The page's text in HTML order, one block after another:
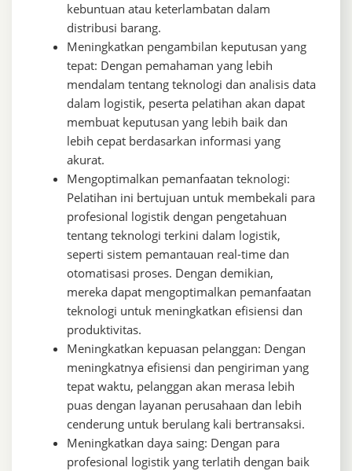
kebuntuan atau keterlambatan dalam
distribusi barang.
Meningkatkan pengambilan keputusan yang
tepat: Dengan pemahaman yang lebih
mendalam tentang teknologi dan analisis data
dalam logistik, peserta pelatihan akan dapat
membuat keputusan yang lebih baik dan
lebih cepat berdasarkan informasi yang
akurat.
Mengoptimalkan pemanfaatan teknologi:
Pelatihan ini bertujuan untuk membekali para
profesional logistik dengan pengetahuan
tentang teknologi terkini dalam logistik,
seperti sistem pemantauan real-time dan
otomatisasi proses. Dengan demikian,
mereka dapat mengoptimalkan pemanfaatan
teknologi untuk meningkatkan efisiensi dan
produktivitas.
Meningkatkan kepuasan pelanggan: Dengan
meningkatnya efisiensi dan pengiriman yang
tepat waktu, pelanggan akan merasa lebih
puas dengan layanan perusahaan dan lebih
cenderung untuk berulang kali bertransaksi.
Meningkatkan daya saing: Dengan para
profesional logistik yang terlatih dengan baik